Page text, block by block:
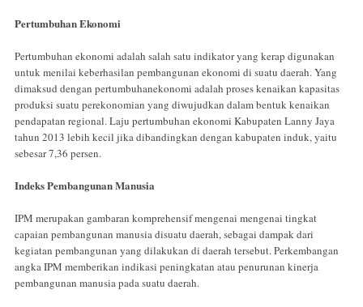
Pertumbuhan Ekonomi
Pertumbuhan ekonomi adalah salah satu indikator yang kerap digunakan
untuk menilai keberhasilan pembangunan ekonomi di suatu daerah. Yang
dimaksud dengan pertumbuhanekonomi adalah proses kenaikan kapasitas
produksi suatu perekonomian yang diwujudkan dalam bentuk kenaikan
pendapatan regional. Laju pertumbuhan ekonomi Kabupaten Lanny Jaya
tahun 2013 lebih kecil jika dibandingkan dengan kabupaten induk, yaitu
sebesar 7,36 persen.
Indeks Pembangunan Manusia
IPM merupakan gambaran komprehensif mengenai mengenai tingkat
capaian pembangunan manusia disuatu daerah, sebagai dampak dari
kegiatan pembangunan yang dilakukan di daerah tersebut. Perkembangan
angka IPM memberikan indikasi peningkatan atau penurunan kinerja
pembangunan manusia pada suatu daerah.